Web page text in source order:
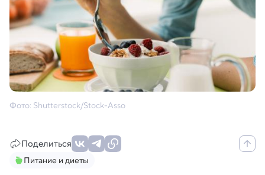
Фото: Shutterstock/Stock-Asso
Поделиться
Питание и диеты